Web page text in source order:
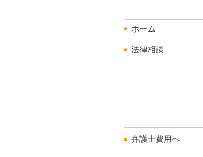
ホーム
法律相談
弁護士費用へ